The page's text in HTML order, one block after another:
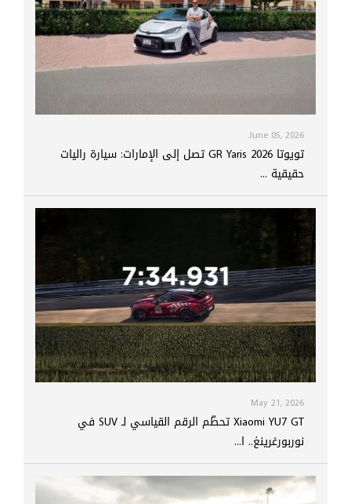
June 05, 2026
تويوتا GR Yaris 2026 تصل إلى الإمارات: سيارة راليات
حقيقية ...
May 21, 2026
Xiaomi YU7 GT تحطّم الرقم القياسي لـ SUV في
نوربورغرينغ.. ا...